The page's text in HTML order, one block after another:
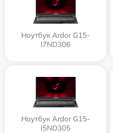
Ноутбук Ardor G15-
I7ND306
Ноутбук Ardor G15-
I5ND305